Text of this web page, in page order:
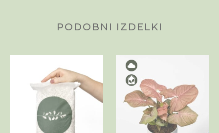
PODOBNI IZDELKI